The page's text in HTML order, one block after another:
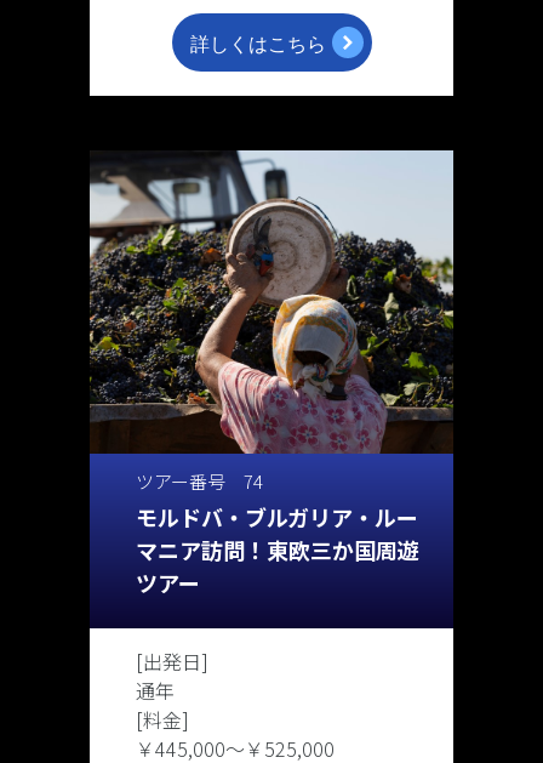
ツアー番号 74
モルドバ・ブルガリア・ルー
マニア訪問！東欧三か国周遊
ツアー
[出発日]
通年
[料金]
￥445,000〜￥525,000